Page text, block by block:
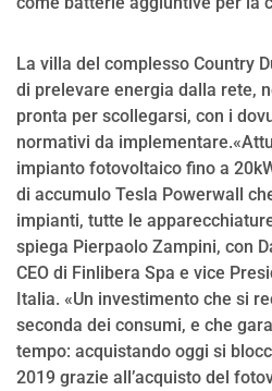
La villa del complesso Country
di prelevare energia dalla rete,
pronta per scollegarsi, con i
normativi da
impianto fotovoltaico fino a
di accumulo Tesla Powerwall
impianti, tutte le
spiega Pierpaolo Zampini, con
CEO di Finlibera Spa e vice
Italia. «Un investimento che si
seconda dei consumi, e che
tempo: acquistando oggi si
2019 grazie all’acquisto del